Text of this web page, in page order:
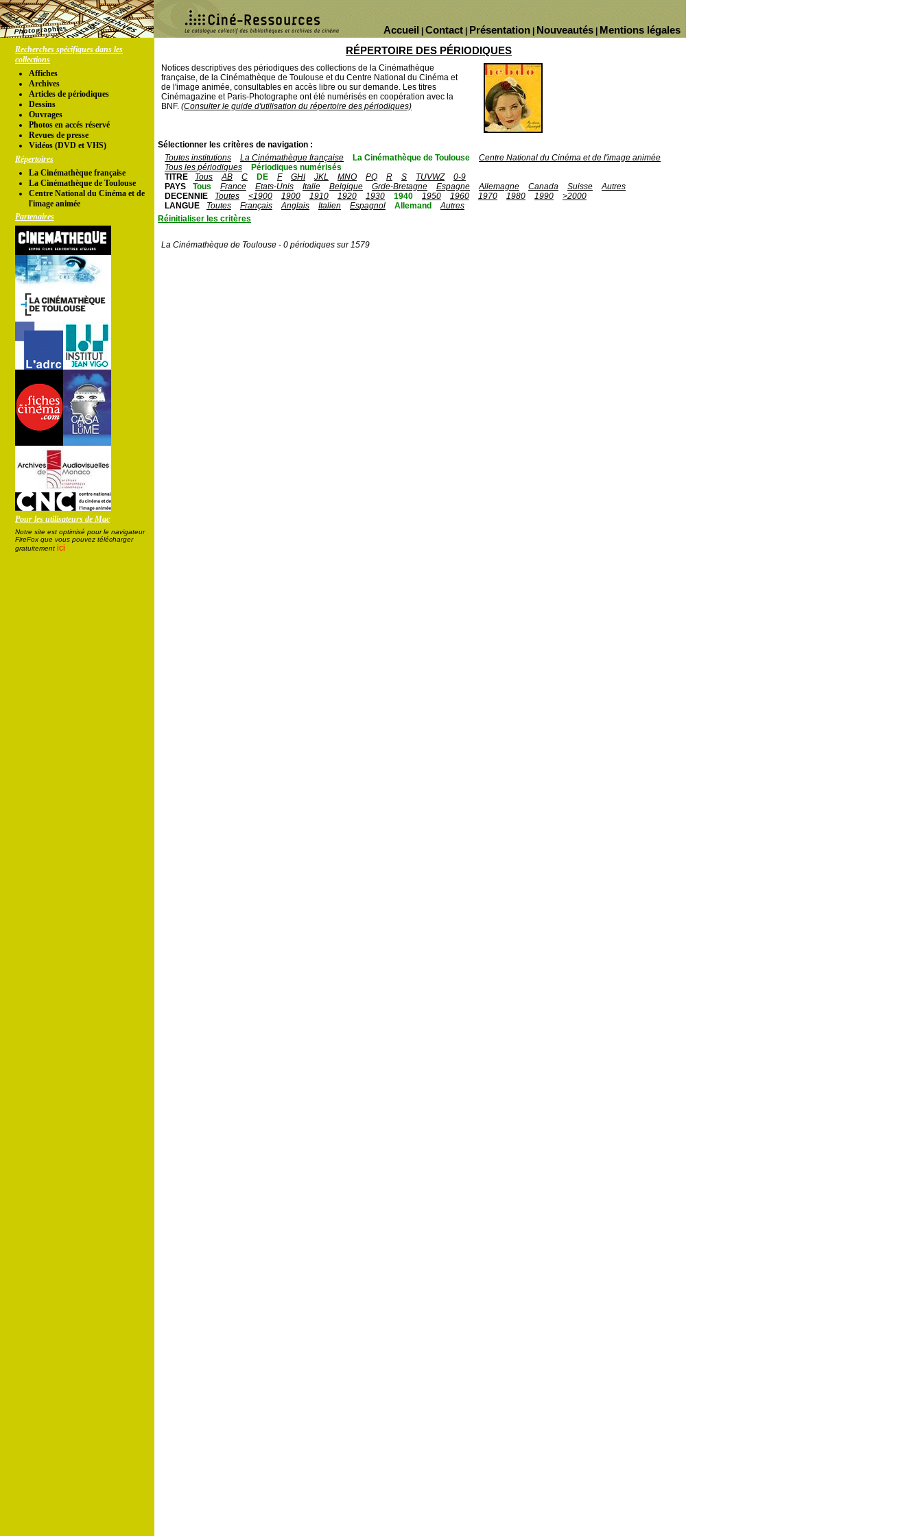
Mentions légales
Nouveautés
Présentation
Contact
Accueil
Recherches spécifiques dans les
collections
Affiches
Archives
Articles de périodiques
Dessins
Ouvrages
Photos en accés réservé
Revues de presse
Vidéos (DVD et VHS)
Répertoires
La Cinémathèque française
La Cinémathèque de Toulouse
Centre National du Cinéma et de
l'image animée
Partenaires
Pour les utilisateurs de Mac
Notre site est optimisé pour le navigateur
FireFox que vous pouvez télécharger
gratuitement ici
RÉPERTOIRE DES PÉRIODIQUES
Notices descriptives des périodiques des collections de la Cinémathèque
française, de la Cinémathèque de Toulouse et du Centre National du Cinéma et
de l'image animée, consultables en accès libre ou sur demande. Les titres
Cinémagazine et Paris-Photographe ont été numérisés en coopération avec la
BNF. (Consulter le guide d'utilisation du répertoire des périodiques)
Sélectionner les critères de navigation :
Toutes institutions
La Cinémathèque française La Cinémathèque de Toulouse
Centre National du Cinéma et de l'image animée
Tous les périodiques
Périodiques numérisés
TITRE
Tous AB C DE F GHI JKL MNO PQ R S TUVWZ
0-9
PAYS
Tous France Etats-Unis Italie Belgique Grde-Bretagne Espagne Allemagne Canada Suisse
Autres
DECENNIE
Toutes <1900 1900 1910 1920 1930 1940 1950 1960 1970 1980 1990
>2000
LANGUE
Toutes Français Anglais Italien Espagnol Allemand
Autres
Réinitialiser les critères
La Cinémathèque de Toulouse - 0 périodiques sur 1579